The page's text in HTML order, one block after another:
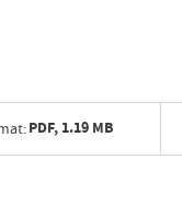
PDF, 1.19 MB